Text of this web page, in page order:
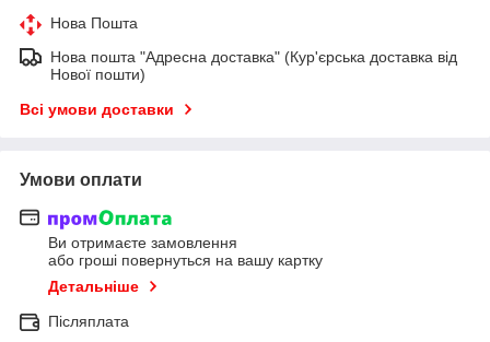
Нова Пошта
Нова пошта "Адресна доставка" (Кур'єрська доставка від
Нової пошти)
Всі умови доставки
Умови оплати
Ви отримаєте замовлення
або гроші повернуться на вашу картку
Детальніше
Післяплата